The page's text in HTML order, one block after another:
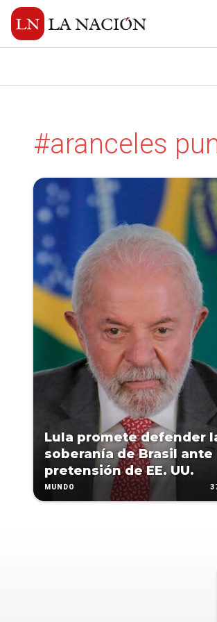
#aranceles
Lula promete defender
soberanía de Brasil ante
pretensión de EE. UU.
MUNDO